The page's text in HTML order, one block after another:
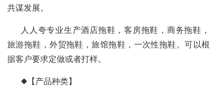
共谋发展。
人人夸专业生产酒店拖鞋，客房拖鞋，商务拖鞋，
旅游拖鞋，外贸拖鞋，旅馆拖鞋，一次性拖鞋。可以根
据客户要求定做或者打样。
◆【产品种类】